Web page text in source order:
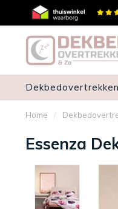
Gratis
Dekbedovertrekken
Home /
Essenza